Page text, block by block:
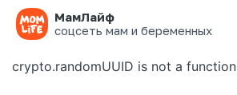
МамЛайф
соцсеть мам и беременных
Ошибка на странице
crypto.randomUUID is not a function